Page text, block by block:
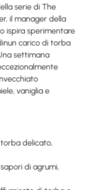
serie di The
il manager della
ispira sperimentare
carico di torba
settimana
vaniglia e
delicato,
di agrumi,